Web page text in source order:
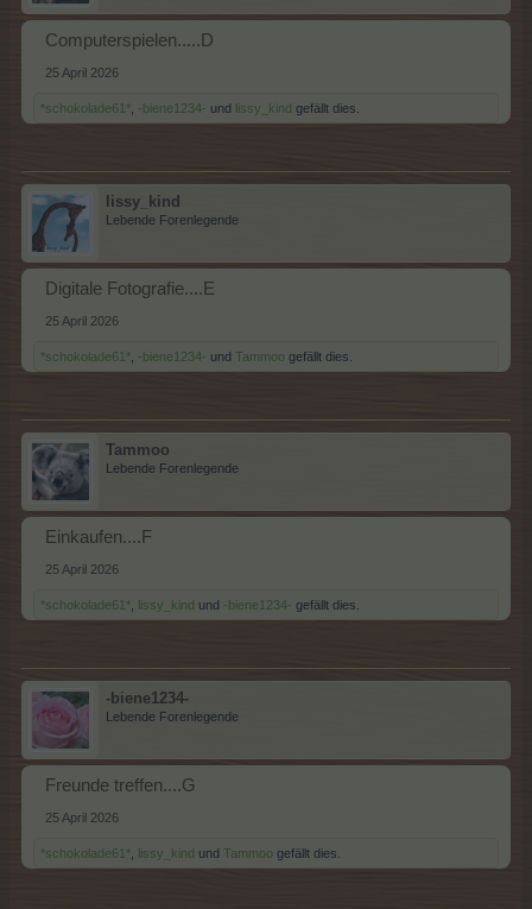
Computerspielen.....D
25 April 2026
*schokolade61* -biene1234- und lissy_kind gefällt dies.
lissy_kind
Lebende Forenlegende
Digitale Fotografie....E
25 April 2026
*schokolade61* -biene1234- und Tammoo gefällt dies.
Tammoo
Lebende Forenlegende
Einkaufen....F
25 April 2026
*schokolade61* lissy_kind und -biene1234- gefällt dies.
-biene1234-
Lebende Forenlegende
Freunde treffen....G
25 April 2026
*schokolade61* lissy_kind und Tammoo gefällt dies.